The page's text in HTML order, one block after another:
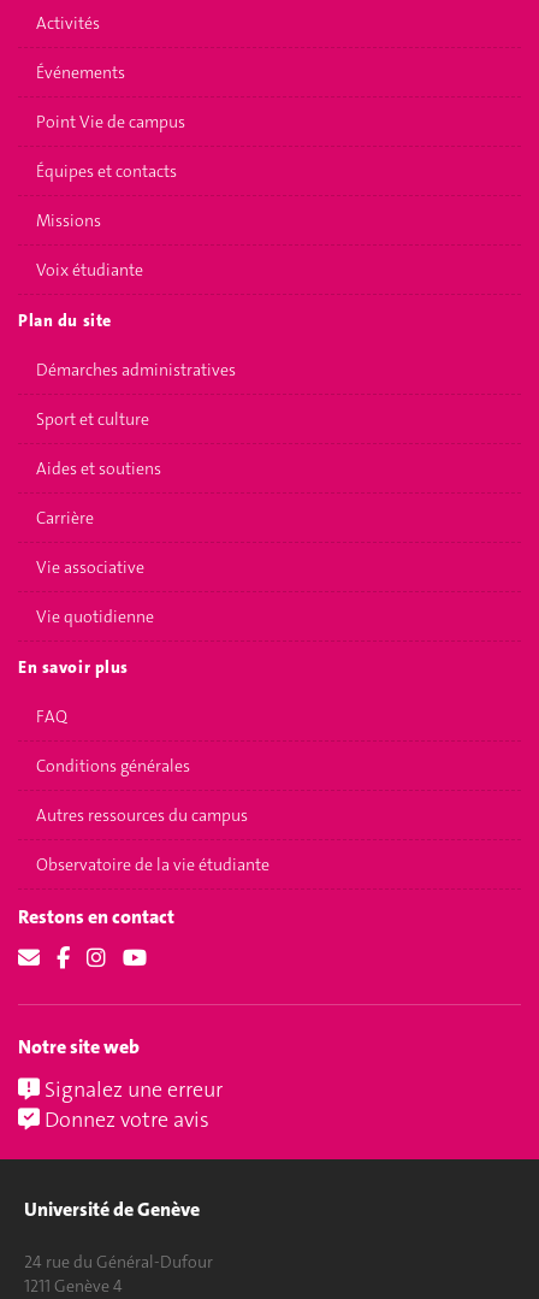
Activités
Événements
Point Vie de campus
Équipes et contacts
Missions
Voix étudiante
Plan du site
Démarches administratives
Sport et culture
Aides et soutiens
Carrière
Vie associative
Vie quotidienne
En savoir plus
FAQ
Conditions générales
Autres ressources du campus
Observatoire de la vie étudiante
Restons en contact
Notre site web
Signalez une erreur
Donnez votre avis
Université de Genève
24 rue du Général-Dufour
1211 Genève 4